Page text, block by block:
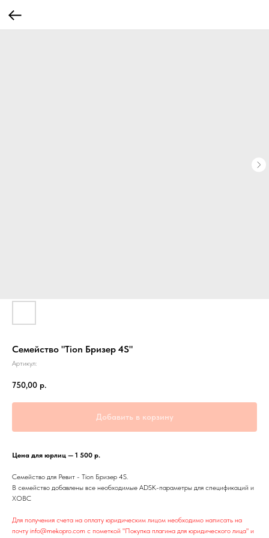
Семейство "Tion Бризер 4S"
Артикул:
750,00 р.
Добавить в корзину
Цена для юрлиц — 1 500 р.
Семейство для Ревит - Tion Бризер 4S.
В семейство добавлены все необходимые ADSK-параметры для спецификаций и
ХОВС
Для получения счета на оплату юридическим лицом необходимо написать на
почту info@mekopro.com с пометкой "Покупка плагина для юридического лица" и